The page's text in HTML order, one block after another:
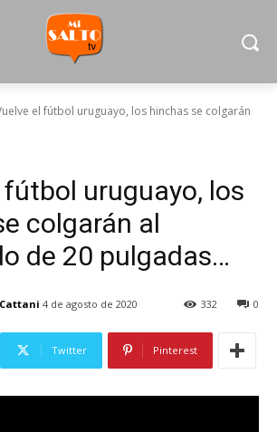
el fútbol uruguayo, los hinchas se colgarán
uruguayo, los
colgarán al
de 20 pulgadas…
4 de agosto de 2020 0
332
Twitter Pinterest